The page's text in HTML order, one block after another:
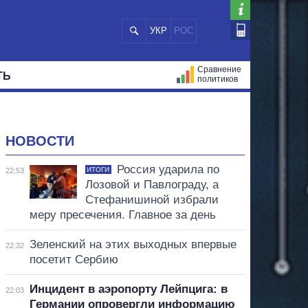
УКР РОС
Сравнение
политиков
НОВОСТИ
22:53 ИТОГИ
Россия ударила по
Лозовой и Павлограду, а
Стефанишиной избрали
меру пресечения. Главное за день
22:32
Зеленский на этих выходных впервые
посетит Сербию
22:03
Инцидент в аэропорту Лейпцига: в
Германии опровергли информацию